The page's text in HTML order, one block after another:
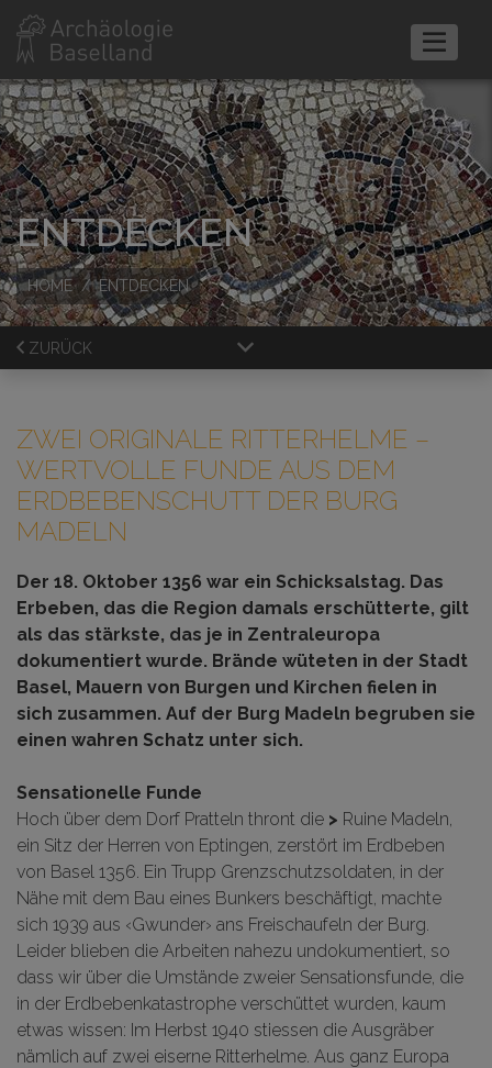
ENTDECKEN
HOME ENTDECKEN
ZURÜCK
ZWEI ORIGINALE RITTERHELME –
WERTVOLLE FUNDE AUS DEM
ERDBEBENSCHUTT DER BURG
MADELN
Der 18. Oktober 1356 war ein Schicksalstag. Das
Erbeben, das die Region damals erschütterte, gilt
als das stärkste, das je in Zentraleuropa
dokumentiert wurde. Brände wüteten in der Stadt
Basel, Mauern von Burgen und Kirchen fielen in
sich zusammen. Auf der Burg Madeln begruben sie
einen wahren Schatz unter sich.
Sensationelle Funde
Hoch über dem Dorf Pratteln thront die > Ruine Madeln,
ein Sitz der Herren von Eptingen, zerstört im Erdbeben
von Basel 1356. Ein Trupp Grenzschutzsoldaten, in der
Nähe mit dem Bau eines Bunkers beschäftigt, machte
sich 1939 aus ‹Gwunder› ans Freischaufeln der Burg.
Leider blieben die Arbeiten nahezu undokumentiert, so
dass wir über die Umstände zweier Sensationsfunde, die
in der Erdbebenkatastrophe verschüttet wurden, kaum
etwas wissen: Im Herbst 1940 stiessen die Ausgräber
nämlich auf zwei eiserne Ritterhelme. Aus ganz Europa